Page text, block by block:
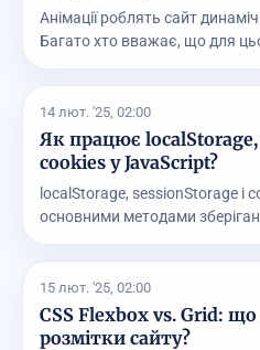
Анімації роблять сайт
Багато хто вважає, що для
14 лют. '25, 02:00
Як працює localStorage,
cookies у JavaScript?
localStorage, sessionStorage і
основними методами
15 лют. '25, 02:00
CSS Flexbox vs. Grid:
розмітки сайту?